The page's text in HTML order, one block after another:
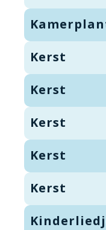
Kerst
Kerst
Kerst
Kerst
Kerst